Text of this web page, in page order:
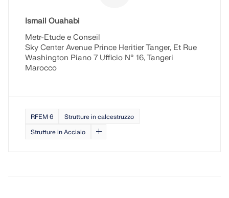
Ismail Ouahabi
Metr-Etude e Conseil
Sky Center Avenue Prince Heritier Tanger, Et Rue
Washington Piano 7 Ufficio N° 16, Tangeri
Marocco
RFEM 6
Strutture in calcestruzzo
Strutture in Acciaio